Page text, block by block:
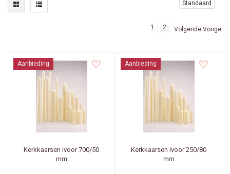
Standaard
1 2 Volgende Vorige
Aanbieding
Kerkkaarsen ivoor 700/50
mm
Aanbieding
Kerkkaarsen ivoor 250/80
mm